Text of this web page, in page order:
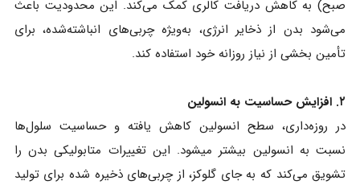
صبح) به کاهش دریافت کالری کمک می‌کند. این محدودیت باعث
می‌شود بدن از ذخایر انرژی، به‌ویژه چربی‌های انباشته‌شده، برای
تأمین بخشی از نیاز روزانه خود استفاده کند.
۲. افزایش حساسیت به انسولین
در روزه‌داری، سطح انسولین کاهش یافته و حساسیت سلول‌ها
نسبت به انسولین بیشتر میشود. این تغییرات متابولیکی بدن را
تشویق می‌کند که به جای گلوکز، از چربی‌های ذخیره‌ شده برای تولید